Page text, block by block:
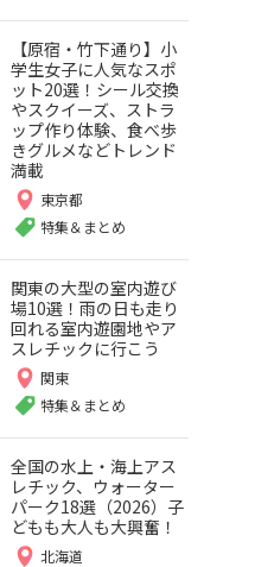
【原宿・竹下通り】小
学生女子に人気なスポ
ット20選！シール交換
やスクイーズ、ストラ
ップ作り体験、食べ歩
きグルメなどトレンド
満載
東京都
特集＆まとめ
関東の大型の室内遊び
場10選！雨の日も走り
回れる室内遊園地やア
スレチックに行こう
関東
特集＆まとめ
全国の水上・海上アス
レチック、ウォーター
パーク18選（2026）子
どもも大人も大興奮！
北海道